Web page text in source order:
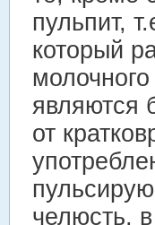
пульпит,
который
являются
от
челюсть,